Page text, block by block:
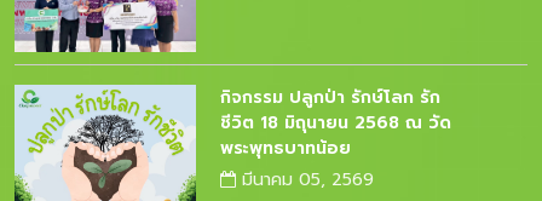
กิจกรรม ปลูกป่า รักษ์โลก รัก
ชีวิต 18 มิถุนายน 2568 ณ วัด
พระพุทธบาทน้อย
มีนาคม 05, 2569